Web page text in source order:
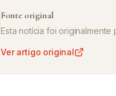
Fonte original
Esta notícia foi originalmente
Ver artigo original